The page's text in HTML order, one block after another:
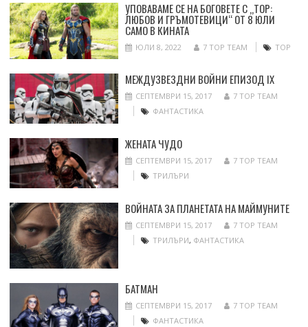
УПОВАВАМЕ СЕ НА БОГОВЕТЕ С „ТОР:
ЛЮБОВ И ГРЪМОТЕВИЦИ“ ОТ 8 ЮЛИ
САМО В КИНАТА
ЮЛИ 8, 2022 7 TOP TEAM ТОР
МЕЖДУЗВЕЗДНИ ВОЙНИ ЕПИЗОД IX
СЕПТЕМВРИ 15, 2017
7 TOP TEAM
ФАНТАСТИКА
ЖЕНАТА ЧУДО
СЕПТЕМВРИ 15, 2017
7 TOP TEAM
ТРИЛЪРИ
ВОЙНАТА ЗА ПЛАНЕТАТА НА МАЙМУНИТЕ
СЕПТЕМВРИ 15, 2017
7 TOP TEAM
ТРИЛЪРИ, ФАНТАСТИКА
БАТМАН
СЕПТЕМВРИ 15, 2017
7 TOP TEAM
ФАНТАСТИКА